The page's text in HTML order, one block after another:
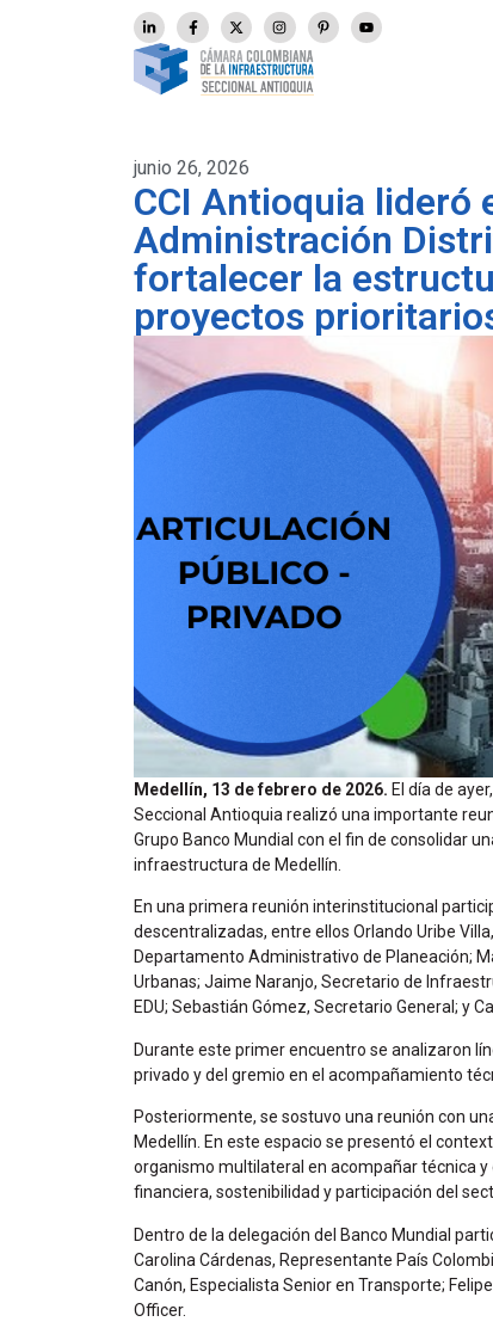
junio 26, 2026
CCI Antioquia lideró
Administración
fortalecer la
proyectos
Medellín, 13 de febrero de 2026. El día de
Seccional Antioquia realizó una importante
Grupo Banco Mundial con el fin de consolidar
infraestructura de Medellín.
En una primera reunión interinstitucional
descentralizadas, entre ellos Orlando Uribe
Departamento Administrativo de Planeación;
Urbanas; Jaime Naranjo, Secretario de
EDU; Sebastián Gómez, Secretario General; y
Durante este primer encuentro se analizaron
privado y del gremio en el acompañamiento
Posteriormente, se sostuvo una reunión con
Medellín. En este espacio se presentó el
organismo multilateral en acompañar técnica
financiera, sostenibilidad y participación del
Dentro de la delegación del Banco Mundial
Carolina Cárdenas, Representante País
Canón, Especialista Senior en Transporte;
Officer.